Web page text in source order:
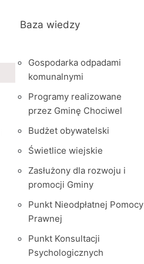
Baza wiedzy
Gospodarka odpadami
komunalnymi
Programy realizowane
przez Gminę Chociwel
Budżet obywatelski
Świetlice wiejskie
Zasłużony dla rozwoju i
promocji Gminy
Punkt Nieodpłatnej Pomocy
Prawnej
Punkt Konsultacji
Psychologicznych